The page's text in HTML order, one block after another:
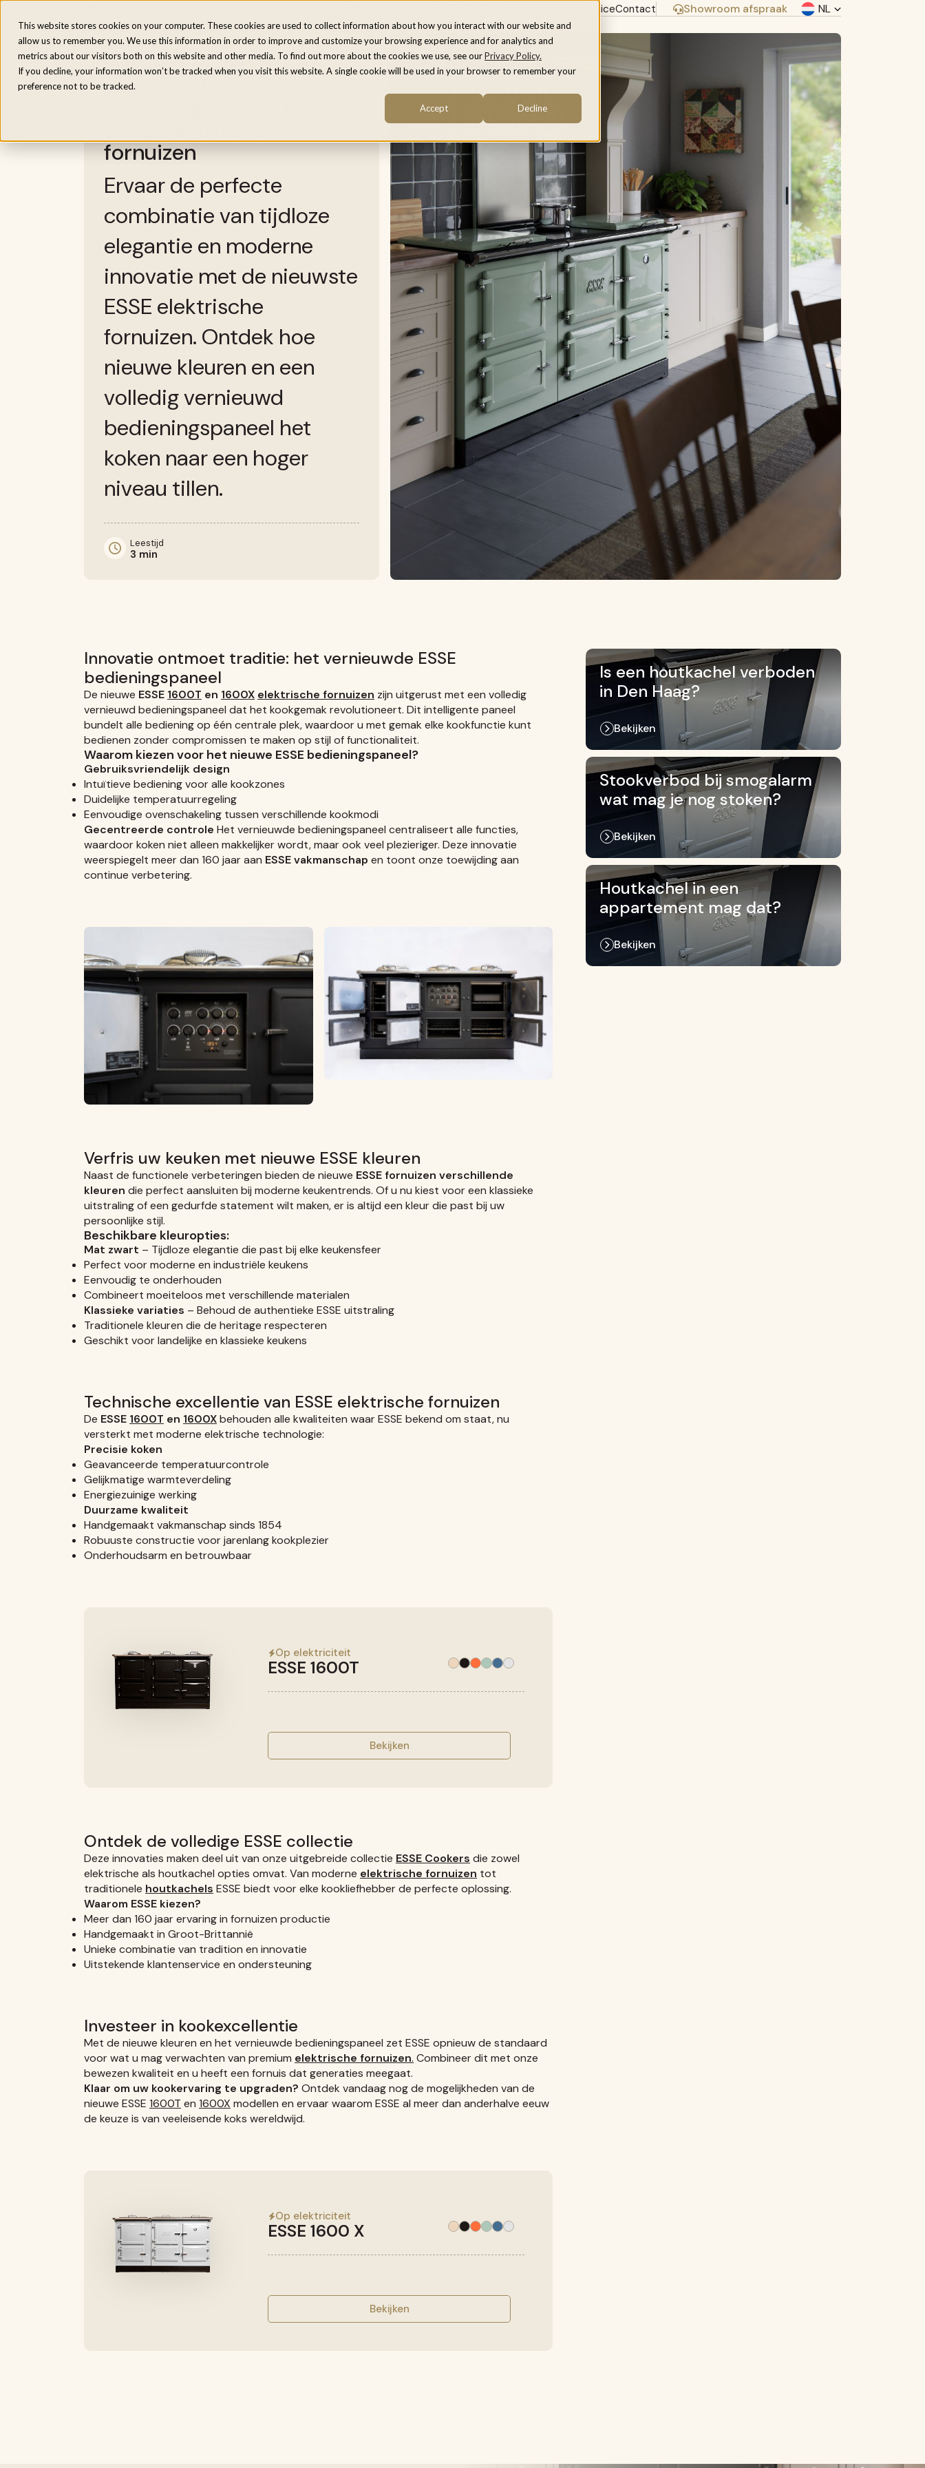
This website stores cookies on your computer. These cookies are used to collect information about how you interact with our website and
allow us to remember you. We use this information in order to improve and customize your browsing experience and for analytics and
metrics about our visitors both on this website and other media. To find out more about the cookies we use, see ourPrivacy Policy.
If you decline, your information won’t be tracked when you visit this website. A single cookie will be used in your browser to remember your
preference not to be tracked.
Accept Decline
ServiceContact Showroom afspraak
NL
be
Home/Inspiratie/Nieuwe kleuren & vernieuwd bedieningspaneel bij ESSE elektrische fornuizen
Nieuwe kleuren &
vernieuwd
fornuizen
Ervaar de perfecte
combinatie van tijdloze
elegantie en moderne
innovatie met de nieuwste
ESSE elektrische
fornuizen. Ontdek hoe
nieuwe kleuren en een
volledig vernieuwd
bedieningspaneel het
koken naar een hoger
niveau tillen.
Leestijd
3 min
Dit bericht delen
Innovatie ontmoet traditie: het vernieuwde ESSE
bedieningspaneel
De nieuwe ESSE 1600T en 1600X elektrische fornuizen zijn uitgerust met een volledig
vernieuwd bedieningspaneel dat het kookgemak revolutioneert. Dit intelligente paneel
bundelt alle bediening op één centrale plek, waardoor u met gemak elke kookfunctie kunt
bedienen zonder compromissen te maken op stijl of functionaliteit.
Waarom kiezen voor het nieuwe ESSE bedieningspaneel?
Gebruiksvriendelijk design
Intuïtieve bediening voor alle kookzones
Duidelijke temperatuurregeling
Eenvoudige ovenschakeling tussen verschillende kookmodi
Gecentreerde controle Het vernieuwde bedieningspaneel centraliseert alle functies,
waardoor koken niet alleen makkelijker wordt, maar ook veel plezieriger. Deze innovatie
weerspiegelt meer dan 160 jaar aan ESSE vakmanschap en toont onze toewijding aan
continue verbetering.
Verfris uw keuken met nieuwe ESSE kleuren
Naast de functionele verbeteringen bieden de nieuwe ESSE fornuizen verschillende
kleuren die perfect aansluiten bij moderne keukentrends. Of u nu kiest voor een klassieke
uitstraling of een gedurfde statement wilt maken, er is altijd een kleur die past bij uw
persoonlijke stijl.
Beschikbare kleuropties:
Mat zwart – Tijdloze elegantie die past bij elke keukensfeer
Perfect voor moderne en industriële keukens
Eenvoudig te onderhouden
Combineert moeiteloos met verschillende materialen
Klassieke variaties – Behoud de authentieke ESSE uitstraling
Traditionele kleuren die de heritage respecteren
Geschikt voor landelijke en klassieke keukens
Technische excellentie van ESSE elektrische fornuizen
De ESSE 1600T en 1600Xbehouden alle kwaliteiten waar ESSE bekend om staat, nu
versterkt met moderne elektrische technologie:
Precisie koken
Geavanceerde temperatuurcontrole
Gelijkmatige warmteverdeling
Energiezuinige werking
Duurzame kwaliteit
Handgemaakt vakmanschap sinds 1854
Robuuste constructie voor jarenlang kookplezier
Onderhoudsarm en betrouwbaar
Op elektriciteit
ESSE 1600T
Bekijken
Ontdek de volledige ESSE collectie
Deze innovaties maken deel uit van onze uitgebreide collectie ESSE Cookers die zowel
elektrische als houtkachel opties omvat. Van moderne elektrische fornuizen tot
traditionele houtkachels ESSE biedt voor elke kookliefhebber de perfecte oplossing.
Waarom ESSE kiezen?
Meer dan 160 jaar ervaring in fornuizen productie
Handgemaakt in Groot-Brittannië
Unieke combinatie van tradition en innovatie
Uitstekende klantenservice en ondersteuning
Investeer in kookexcellentie
Met de nieuwe kleuren en het vernieuwde bedieningspaneel zet ESSE opnieuw de standaard
voor wat u mag verwachten van premium elektrische fornuizen. Combineer dit met onze
bewezen kwaliteit en u heeft een fornuis dat generaties meegaat.
Klaar om uw kookervaring te upgraden? Ontdek vandaag nog de mogelijkheden van de
nieuwe ESSE 1600T en 1600X modellen en ervaar waarom ESSE al meer dan anderhalve eeuw
de keuze is van veeleisende koks wereldwijd.
Op elektriciteit
ESSE 1600 X
Bekijken
Is een houtkachel verboden
in Den Haag?
Bekijken
Stookverbod bij smogalarm
wat mag je nog stoken?
Bekijken
Houtkachel in een
appartement mag dat?
Bekijken